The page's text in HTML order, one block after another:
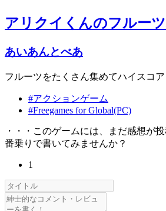
アリクイくんのフルー
あいあんとべあ
フルーツをたくさん集めてハイスコ
#アクションゲーム
#Freegames for Global(PC)
・・・このゲームには、まだ感想が
番乗りで書いてみませんか？
1